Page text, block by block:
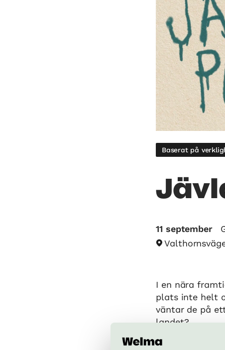
Baserat på
11 september
I en nära
plats inte helt
väntar de på
landet?